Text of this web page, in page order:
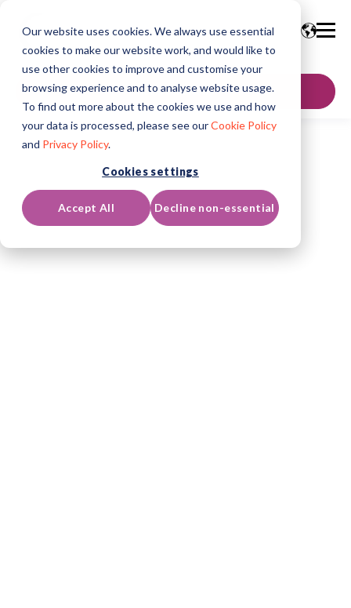
Our website uses cookies. We always use essential
cookies to make our website work, and would like to
use other cookies to improve and customise your
browsing experience and to analyse website usage.
To find out more about the cookies we use and how
your data is processed, please see ourCookie Policy
and Privacy Policy.
Cookies settings
Accept All Decline non-essential
Neem contact op